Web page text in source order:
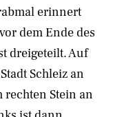
erinnert
dem Ende des
dreigeteilt. Auf
Schleiz an
rechten Stein an